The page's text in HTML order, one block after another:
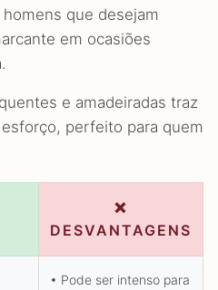
que desejam
em ocasiões
e amadeiradas traz
perfeito para quem
❌
DESVANTAGENS
• Pode ser intenso para